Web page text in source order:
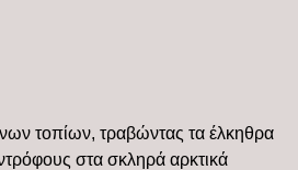
τοπίων, τραβώντας τα έλκηθρα
στα σκληρά αρκτικά